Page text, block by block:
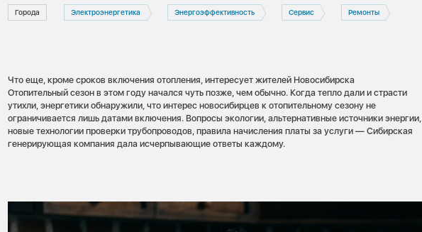
Города Электроэнергетика Энергоэффективность Сервис Ремонты
Что еще, кроме сроков включения отопления, интересует жителей Новосибирска
Отопительный сезон в этом году начался чуть позже, чем обычно. Когда тепло дали и страсти
утихли, энергетики обнаружили, что интерес новосибирцев к отопительному сезону не
ограничивается лишь датами включения. Вопросы экологии, альтернативные источники энергии,
новые технологии проверки трубопроводов, правила начисления платы за услуги — Сибирская
генерирующая компания дала исчерпывающие ответы каждому.